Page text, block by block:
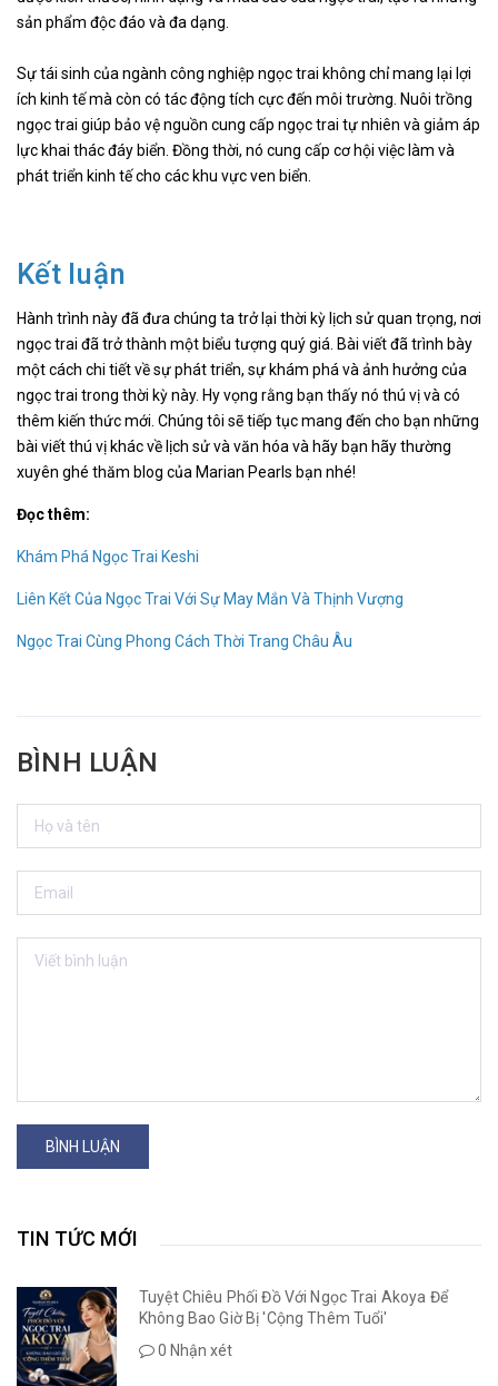
sản phẩm độc đáo và đa dạng.
Sự tái sinh của ngành công nghiệp ngọc trai không chỉ mang lại lợi
ích kinh tế mà còn có tác động tích cực đến môi trường. Nuôi trồng
ngọc trai giúp bảo vệ nguồn cung cấp ngọc trai tự nhiên và giảm áp
lực khai thác đáy biển. Đồng thời, nó cung cấp cơ hội việc làm và
phát triển kinh tế cho các khu vực ven biển.
Kết luận
Hành trình này đã đưa chúng ta trở lại thời kỳ lịch sử quan trọng, nơi
ngọc trai đã trở thành một biểu tượng quý giá. Bài viết đã trình bày
một cách chi tiết về sự phát triển, sự khám phá và ảnh hưởng của
ngọctrai trong thời kỳ này. Hy vọng rằng bạn thấy nó thú vị và có
thêm kiến thức mới. Chúng tôi sẽ tiếp tục mang đến cho bạn những
bài viết thú vị khác về lịch sử và văn hóa và hãy bạn hãy thường
xuyên ghé thăm blog của Marian Pearls bạn nhé!
Đọc thêm:
Khám Phá Ngọc Trai Keshi
Liên Kết Của Ngọc Trai Với Sự May Mắn Và Thịnh Vượng
Ngọc Trai Cùng Phong Cách Thời Trang Châu Âu
BÌNH LUẬN
BÌNH LUẬN
TIN TỨC MỚI
Tuyệt Chiêu Phối Đồ Với Ngọc Trai Akoya Để
Không Bao Giờ Bị 'Cộng Thêm Tuổi'
0 Nhận xét